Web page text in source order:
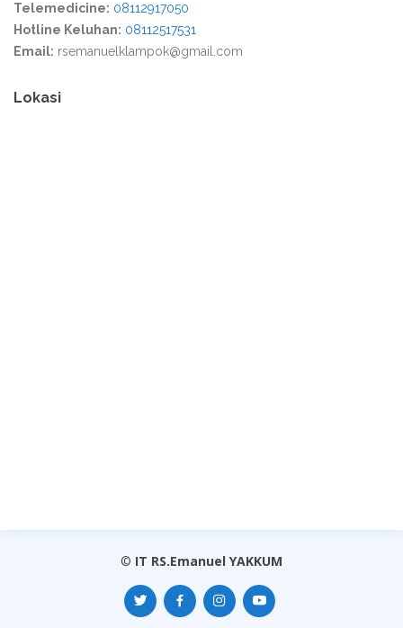
Telemedicine: 08112917050
Hotline Keluhan: 08112517531
Email: rsemanuelklampok@gmail.com
Lokasi
© IT RS.Emanuel YAKKUM